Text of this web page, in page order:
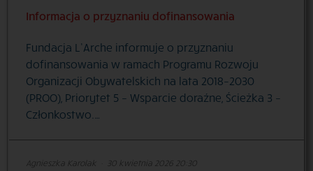
Informacja o przyznaniu dofinansowania
Fundacja L’Arche informuje o przyznaniu
dofinansowania w ramach Programu Rozwoju
Organizacji Obywatelskich na lata 2018–2030
(PROO), Priorytet 5 – Wsparcie doraźne, Ścieżka 3 –
Członkostwo.…
Agnieszka Karolak 30 kwietnia 2026 20:30